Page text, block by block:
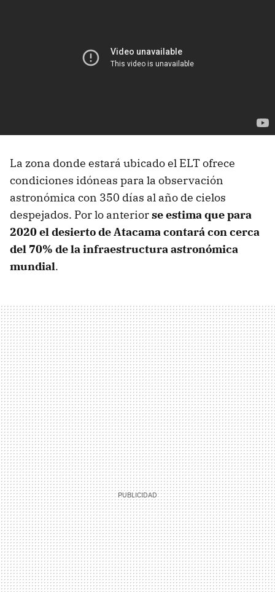
La zona donde estará ubicado el ELT ofrece
condiciones idóneas para la observación
astronómica con 350 días al año de cielos
despejados. Por lo anteriorse estima que para
2020 el desierto de Atacama contará con cerca
del 70% de la infraestructura astronómica
mundial.